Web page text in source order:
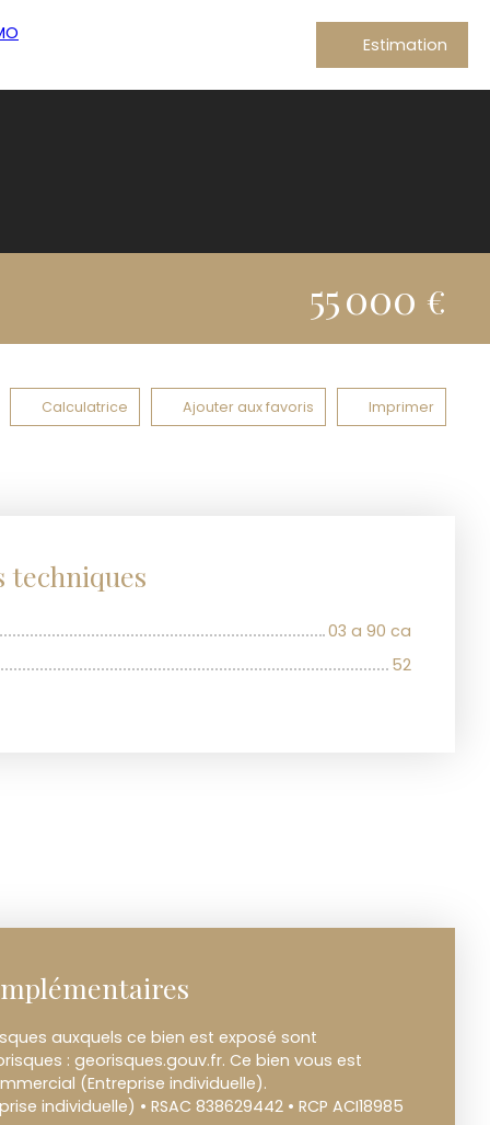
Estimation
55 000 €
Calculatrice Ajouter aux favoris Imprimer
techniques
03 a 90 ca
52
auxquels ce bien est exposé sont
: georisques.gouv.fr. Ce bien vous est
(Entreprise individuelle).
individuelle) • RSAC 838629442 • RCP ACI18985